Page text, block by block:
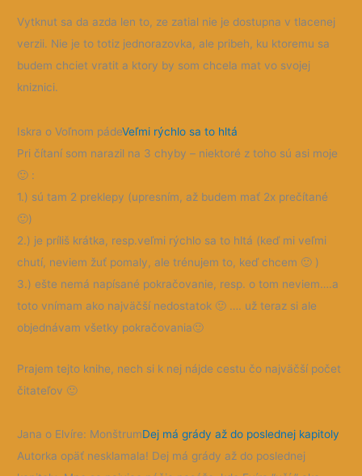
Vytknut sa da azda len to, ze zatial nie je dostupna v tlacenej
verzii. Nie je to totiz jednorazovka, ale pribeh, ku ktoremu sa
budem chciet vratit a ktory by som chcela mat vo svojej
kniznici.
Iskra o Voľnom pádeVeľmi rýchlo sa to hltá
Pri čítaní som narazil na 3 chyby – niektoré z toho sú asi moje
🙂 :
1.) sú tam 2 preklepy (upresním, až budem mať 2x prečítané
🙂)
2.) je príliš krátka, resp.veľmi rýchlo sa to hltá (keď mi veľmi
chutí, neviem žuť pomaly, ale trénujem to, keď chcem 🙂 )
3.) ešte nemá napísané pokračovanie, resp. o tom neviem….a
toto vnímam ako najväčší nedostatok 🙂 …. už teraz si ale
objednávam všetky pokračovania🙂
Prajem tejto knihe, nech si k nej nájde cestu čo najväčší počet
čitateľov 🙂
Jana o Elvíre: MonštrumDej má grády až do poslednej kapitoly
Autorka opäť nesklamala! Dej má grády až do poslednej